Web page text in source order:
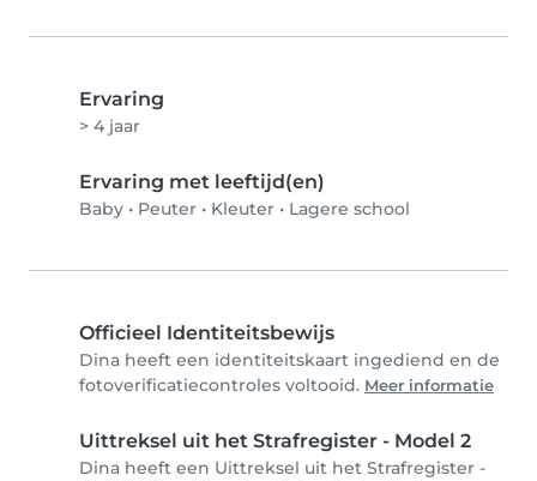
Ervaring
> 4 jaar
Ervaring met leeftijd(en)
Baby • Peuter • Kleuter • Lagere school
Officieel Identiteitsbewijs
Dina heeft een identiteitskaart ingediend en de
fotoverificatiecontroles voltooid. Meer informatie
Uittreksel uit het Strafregister - Model 2
Dina heeft een Uittreksel uit het Strafregister -